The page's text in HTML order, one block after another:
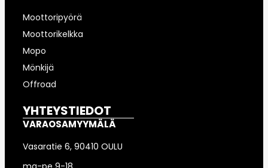
Moottoripyörä
Moottorikelkka
Mopo
Mönkijä
Offroad
YHTEYSTIEDOT
VARAOSAMYYMÄLÄ
Vasaratie 6, 90410 OULU